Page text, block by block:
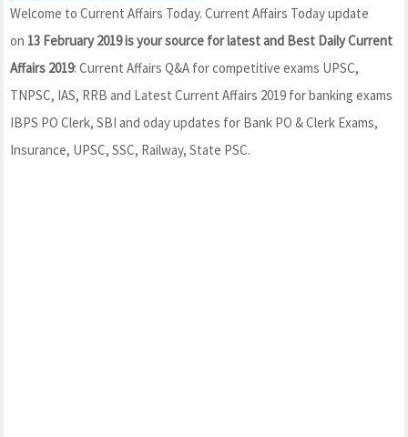
Welcome to Current Affairs Today. Current Affairs Today update
on 13 February 2019 is your source for latest and Best Daily Current
Affairs 2019: Current Affairs Q&A for competitive exams UPSC,
TNPSC, IAS, RRB and Latest Current Affairs 2019 for banking exams
IBPS PO Clerk, SBI and oday updates for Bank PO & Clerk Exams,
Insurance, UPSC, SSC, Railway, State PSC.